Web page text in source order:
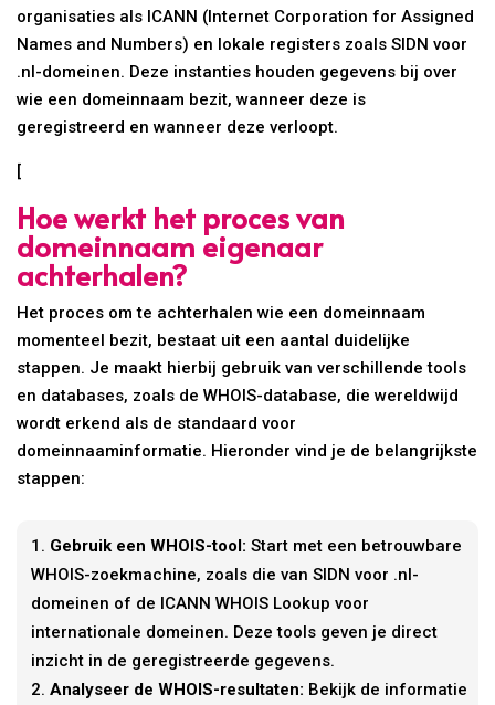
organisaties als ICANN (Internet Corporation for Assigned
Names and Numbers) en lokale registers zoals SIDN voor
.nl-domeinen. Deze instanties houden gegevens bij over
wie een domeinnaam bezit, wanneer deze is
geregistreerd en wanneer deze verloopt.
[
Hoe werkt het proces van
domeinnaam eigenaar
achterhalen?
Het proces om te achterhalen wie een domeinnaam
momenteel bezit, bestaat uit een aantal duidelijke
stappen. Je maakt hierbij gebruik van verschillende tools
en databases, zoals de WHOIS-database, die wereldwijd
wordt erkend als de standaard voor
domeinnaaminformatie. Hieronder vind je de belangrijkste
stappen:
Gebruik een WHOIS-tool: Start met een betrouwbare
WHOIS-zoekmachine, zoals die van SIDN voor .nl-
domeinen of de ICANN WHOIS Lookup voor
internationale domeinen. Deze tools geven je direct
inzicht in de geregistreerde gegevens.
Analyseer de WHOIS-resultaten: Bekijk de informatie